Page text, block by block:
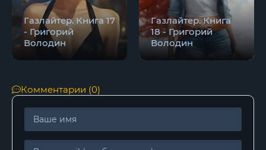
Газлайтер. Книга 17
- Григорий
Володин
Газлайтер. Книга
18 - Григорий
Володин
Комментарии (0)